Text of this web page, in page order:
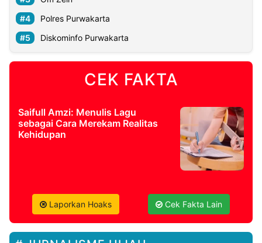
Polres Purwakarta
Diskominfo Purwakarta
CEK FAKTA
Saifull Amzi: Menulis Lagu
sebagai Cara Merekam Realitas
Kehidupan
Laporkan Hoaks Cek Fakta Lain